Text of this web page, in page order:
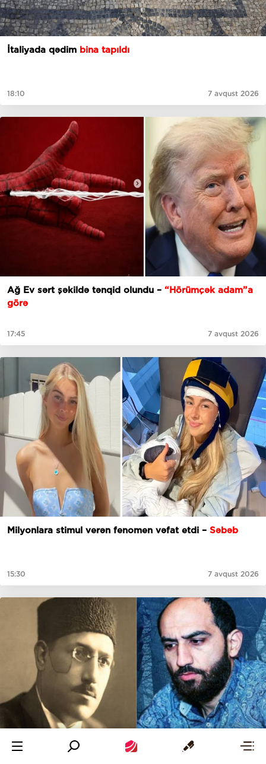
İtaliyada qədim bina tapıldı
18:10 7 avqust 2026
Ağ Ev sərt şəkildə tənqid olundu – “Hörümçək adam”a
görə
17:45 7 avqust 2026
Milyonlara stimul verən fenomen vəfat etdi – Səbəb
15:30 7 avqust 2026